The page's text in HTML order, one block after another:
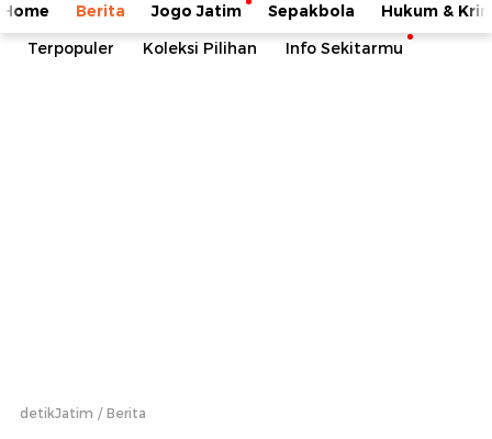
Home Berita Jogo Jatim Sepakbola
Hukum &
Terpopuler
Koleksi Pilihan Info Sekitarmu
detikJatim Berita